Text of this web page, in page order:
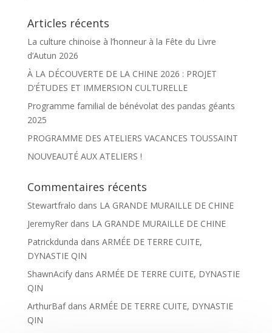
Articles récents
La culture chinoise à l’honneur à la Fête du Livre
d’Autun 2026
À LA DÉCOUVERTE DE LA CHINE 2026 : PROJET
D’ÉTUDES ET IMMERSION CULTURELLE
Programme familial de bénévolat des pandas géants
2025
PROGRAMME DES ATELIERS VACANCES TOUSSAINT
NOUVEAUTÉ AUX ATELIERS !
Commentaires récents
Stewartfralo dans LA GRANDE MURAILLE DE CHINE
JeremyRerdans LA GRANDE MURAILLE DE CHINE
Patrickdunda dans ARMÉE DE TERRE CUITE,
DYNASTIE QIN
ShawnAcifydans ARMÉE DE TERRE CUITE, DYNASTIE
QIN
ArthurBafdans ARMÉE DE TERRE CUITE, DYNASTIE
QIN